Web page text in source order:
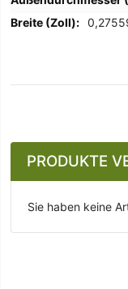
PRODUKTE
Sie haben keine